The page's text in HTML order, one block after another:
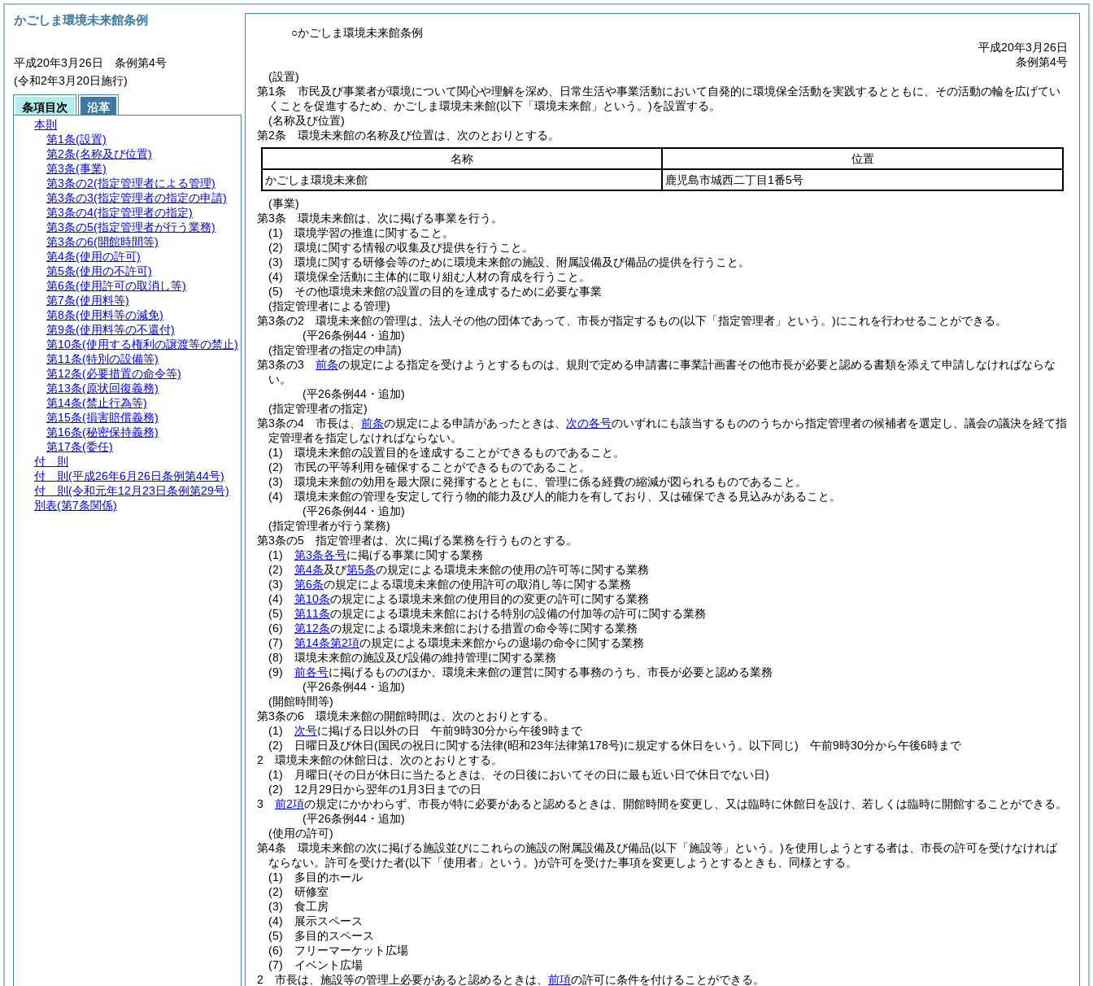
○かごしま環境未来館条例
平成20年3月26日
条例第4号
(設置)
第1条
市民及び事業者が環境について関心や理解を深め、日常生活や事業活動において自発的に環境保全活動を実践するとともに、その活動の輪を広げてい
くことを促進するため、かごしま環境未来館(以下「環境未来館」という。)を設置する。
(名称及び位置)
第2条
環境未来館の名称及び位置は、次のとおりとする。
名称
位置
かごしま環境未来館
鹿児島市城西二丁目1番5号
(事業)
第3条
環境未来館は、次に掲げる事業を行う。
(1)
環境学習の推進に関すること。
(2)
環境に関する情報の収集及び提供を行うこと。
(3)
環境に関する研修会等のために環境未来館の施設、附属設備及び備品の提供を行うこと。
(4)
環境保全活動に主体的に取り組む人材の育成を行うこと。
(5)
その他環境未来館の設置の目的を達成するために必要な事業
(指定管理者による管理)
第3条の2
環境未来館の管理は、法人その他の団体であって、市長が指定するもの(以下「指定管理者」という。)にこれを行わせることができる。
(平26条例44・追加)
(指定管理者の指定の申請)
第3条の3
前条の規定による指定を受けようとするものは、規則で定める申請書に事業計画書その他市長が必要と認める書類を添えて申請しなければならな
い。
(平26条例44・追加)
(指定管理者の指定)
第3条の4
市長は、 前条の規定による申請があったときは、 次の各号のいずれにも該当するもののうちから指定管理者の候補者を選定し、議会の議決を経て指
定管理者を指定しなければならない。
(1)
環境未来館の設置目的を達成することができるものであること。
(2)
市民の平等利用を確保することができるものであること。
(3)
環境未来館の効用を最大限に発揮するとともに、管理に係る経費の縮減が図られるものであること。
(4)
環境未来館の管理を安定して行う物的能力及び人的能力を有しており、又は確保できる見込みがあること。
(平26条例44・追加)
(指定管理者が行う業務)
第3条の5
指定管理者は、次に掲げる業務を行うものとする。
(1)
第3条各号に掲げる事業に関する業務
(2)
第4条及び第5条の規定による環境未来館の使用の許可等に関する業務
(3)
第6条の規定による環境未来館の使用許可の取消し等に関する業務
(4)
第10条の規定による環境未来館の使用目的の変更の許可に関する業務
(5)
第11条の規定による環境未来館における特別の設備の付加等の許可に関する業務
(6)
第12条の規定による環境未来館における措置の命令等に関する業務
(7)
第14条第2項の規定による環境未来館からの退場の命令に関する業務
(8)
環境未来館の施設及び設備の維持管理に関する業務
(9)
前各号に掲げるもののほか、環境未来館の運営に関する事務のうち、市長が必要と認める業務
(平26条例44・追加)
(開館時間等)
第3条の6
環境未来館の開館時間は、次のとおりとする。
(1)
次号に掲げる日以外の日 午前9時30分から午後9時まで
(2)
日曜日及び休日(国民の祝日に関する法律(昭和23年法律第178号)に規定する休日をいう。以下同じ) 午前9時30分から午後6時まで
2
環境未来館の休館日は、次のとおりとする。
(1)
月曜日(その日が休日に当たるときは、その日後においてその日に最も近い日で休日でない日)
(2)
12月29日から翌年の1月3日までの日
3
前2項の規定にかかわらず、市長が特に必要があると認めるときは、開館時間を変更し、又は臨時に休館日を設け、若しくは臨時に開館することができる。
(平26条例44・追加)
(使用の許可)
第4条
環境未来館の次に掲げる施設並びにこれらの施設の附属設備及び備品(以下「施設等」という。)を使用しようとする者は、市長の許可を受けなければ
ならない。 許可を受けた者(以下「使用者」という。)が許可を受けた事項を変更しようとするときも、同様とする。
(1)
多目的ホール
(2)
研修室
(3)
食工房
(4)
展示スペース
(5)
多目的スペース
(6)
フリーマーケット広場
(7)
イベント広場
2
市長は、施設等の管理上必要があると認めるときは、 前項の許可に条件を付けることができる。
かごしま環境未来館条例
平成20年3月26日 条例第4号
(令和2年3月20日施行)
条項目次
沿革
本則
第1条(設置)
第2条(名称及び位置)
第3条(事業)
第3条の2(指定管理者による管理)
第3条の3(指定管理者の指定の申請)
第3条の4(指定管理者の指定)
第3条の5(指定管理者が行う業務)
第3条の6(開館時間等)
第4条(使用の許可)
第5条(使用の不許可)
第6条(使用許可の取消し等)
第7条(使用料等)
第8条(使用料等の減免)
第9条(使用料等の不還付)
第10条(使用する権利の譲渡等の禁止)
第11条(特別の設備等)
第12条(必要措置の命令等)
第13条(原状回復義務)
第14条(禁止行為等)
第15条(損害賠償義務)
第16条(秘密保持義務)
第17条(委任)
付 則
付 則 (平成26年6月26日条例第44号)
付 則 (令和元年12月23日条例第29号)
別表(第7条関係)